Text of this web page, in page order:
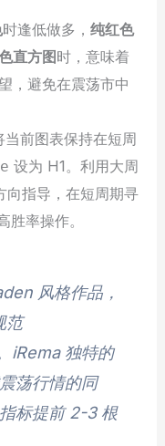
时逢低做多，纯红色
直方图时，意味着
，避免在震荡市中
当前图表保持在短周
设为 H1。利用大周
向指导，在短周期寻
胜率操作。
风格作品，
范
iRema 独特的
荡行情的同
标提前 2-3 根